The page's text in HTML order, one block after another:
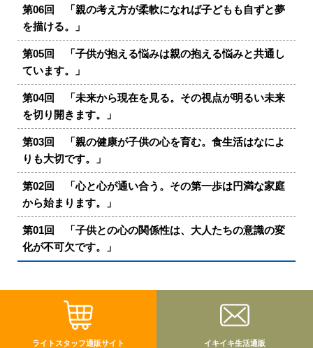
第06回 「親の考え方が柔軟になれば子どもも自ずと夢
を描ける。」
第05回 「子供が抱える悩みは親の抱える悩みと共通し
ています。」
第04回 「未来から現在を見る。その視点が明るい未来
を切り開きます。」
第03回 「親の健康が子供の心を育む。食生活はなによ
りも大切です。」
第02回 「心と心が通い合う。その第一歩は円満な家庭
から始まります。」
第01回 「子供との心の関係性は、大人たちの意識の変
化が不可欠です。」
ライトスタッフ通販サイト イキイキ生活通販